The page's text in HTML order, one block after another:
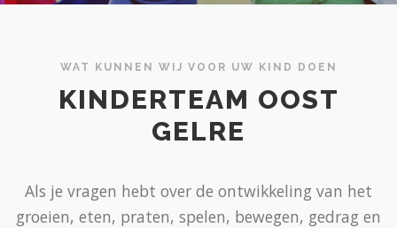
WAT KUNNEN WIJ VOOR UW KIND DOEN
KINDERTEAM OOST
GELRE
Als je vragen hebt over de ontwikkeling van het
groeien, eten, praten, spelen, bewegen, gedrag en